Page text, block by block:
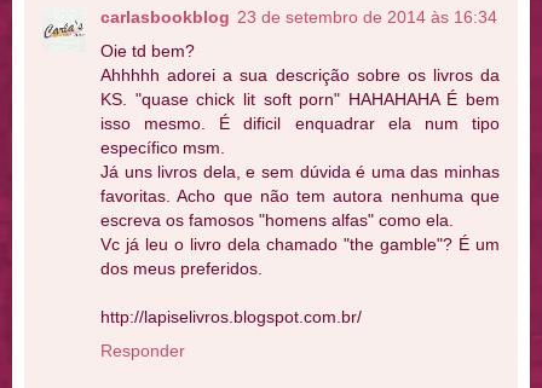
carlasbookblog 23 de setembro de 2014 às 16:34
Oie td bem?
Ahhhhh adorei a sua descrição sobre os livros da
KS. "quase chick lit soft porn" HAHAHAHA É bem
isso mesmo. É dificil enquadrar ela num tipo
específico msm.
Já uns livros dela, e sem dúvida é uma das minhas
favoritas. Acho que não tem autora nenhuma que
escreva os famosos "homens alfas" como ela.
Vc já leu o livro dela chamado "the gamble"? É um
dos meus preferidos.
http://lapiselivros.blogspot.com.br/
Responder